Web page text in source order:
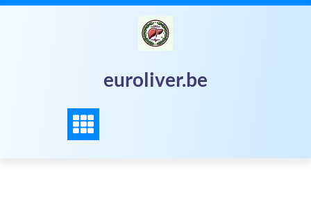
Skip
euroliver.be